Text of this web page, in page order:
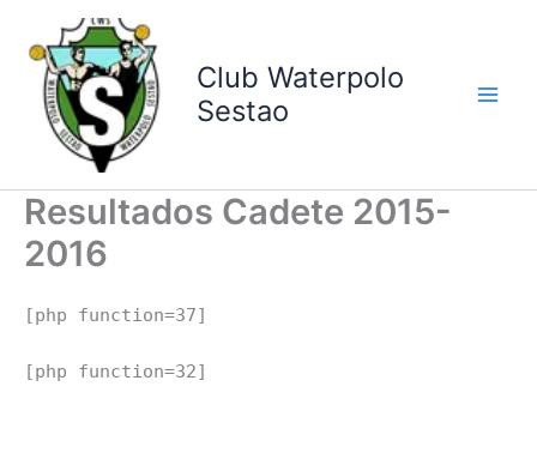
contenido
Club Waterpolo
Sestao
Resultados Cadete 2015-
2016
[php function=37]
[php function=32]